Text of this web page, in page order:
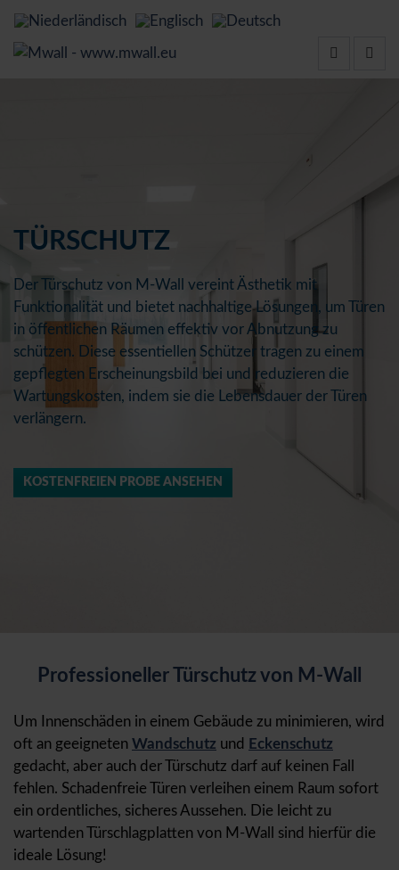
TÜRSCHUTZ
Der Türschutz von M-Wall vereint Ästhetik mit
Funktionalität und bietet nachhaltige Lösungen, um Türen
in öffentlichen Räumen effektiv vor Abnutzung zu
schützen. Diese essentiellen Schützer tragen zu einem
gepflegten Erscheinungsbild bei und reduzieren die
Wartungskosten, indem sie die Lebensdauer der Türen
verlängern.
KOSTENFREIEN PROBE ANSEHEN
Professioneller Türschutz von M-Wall
Um Innenschäden in einem Gebäude zu minimieren, wird
oft an geeigneten Wandschutz und
Eckenschutz
gedacht, aber auch der Türschutz darf auf keinen Fall
fehlen. Schadenfreie Türen verleihen einem Raum sofort
ein ordentliches, sicheres Aussehen. Die leicht zu
wartenden Türschlagplatten von M-Wall sind hierfür die
ideale Lösung!